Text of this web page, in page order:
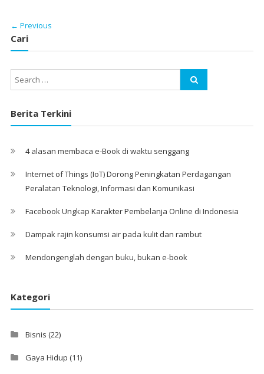
← Previous
Cari
Berita Terkini
4 alasan membaca e-Book di waktu senggang
Internet of Things (IoT) Dorong Peningkatan Perdagangan
Peralatan Teknologi, Informasi dan Komunikasi
Facebook Ungkap Karakter Pembelanja Online di Indonesia
Dampak rajin konsumsi air pada kulit dan rambut
Mendongenglah dengan buku, bukan e-book
Kategori
Bisnis (22)
Gaya Hidup (11)